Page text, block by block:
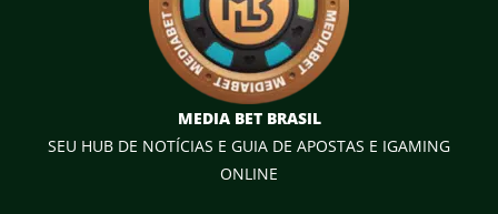
MEDIA BET BRASIL
SEU HUB DE NOTÍCIAS E GUIA DE APOSTAS E IGAMING
ONLINE